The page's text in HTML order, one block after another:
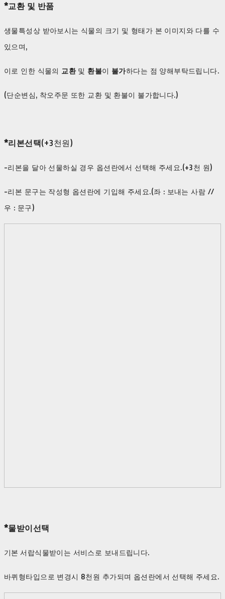
*교환 및 반품
생물특성상 받아보시는 식물의 크기 및 형태가 본 이미지와 다를 수
있으며,
이로 인한 식물의 교환및 환불이 불가하다는 점 양해부탁드립니다.
(단순변심, 착오주문 또한 교환 및 환불이 불가합니다.)
*리본선택(+3천원)
-리본을 달아 선물하실 경우 옵션란에서 선택해 주세요.(+3천 원)
-리본 문구는 작성형 옵션란에 기입해 주세요.(좌 : 보내는 사람 //
우 : 문구)
*물받이선택
기본 서랍식물받이는 서비스로 보내드립니다.
바퀴형타입으로 변경시 8천원 추가되며 옵션란에서 선택해 주세요.